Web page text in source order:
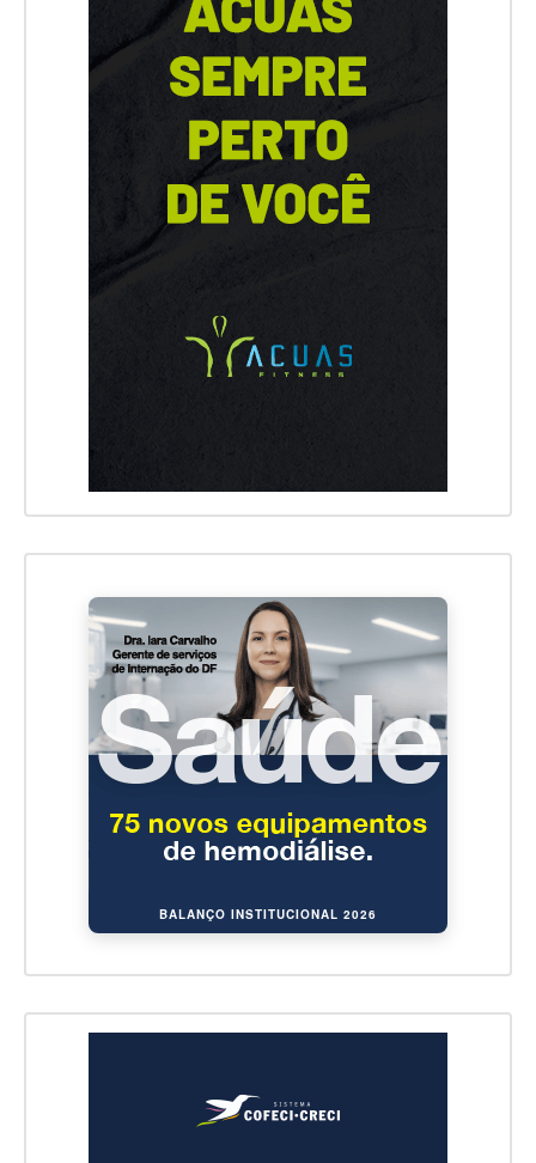
BALANÇO INSTITUCIONAL 2026